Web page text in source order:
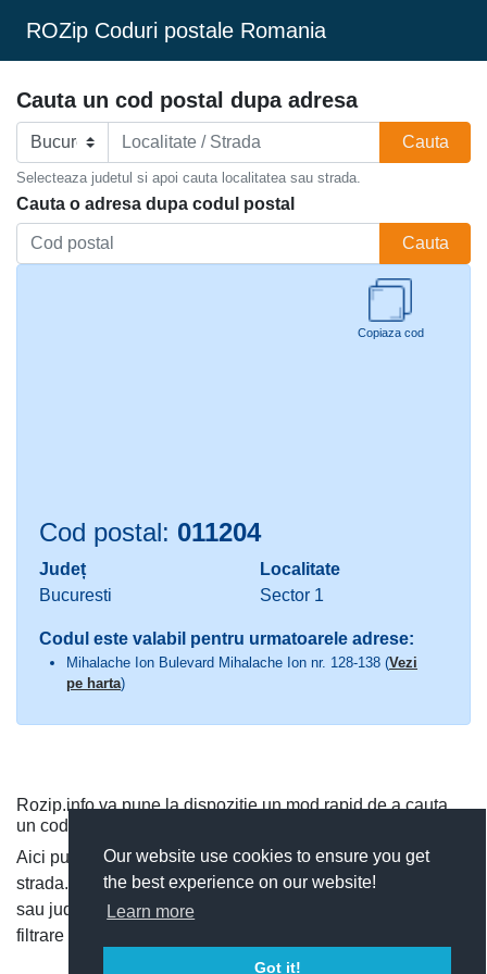
Our website use cookies to ensure you get
the best experience on our website!
Learn more
Got it!
ROZip Coduri postale Romania
Cauta un cod postal dupa adresa
Cauta
Selecteaza judetul si apoi cauta localitatea sau strada.
Cauta o adresa dupa codul postal
Cauta
Cod postal: 011204
Copiaza cod
Județ
Bucuresti
Localitate
Sector 1
Codul este valabil pentru urmatoarele adrese:
Mihalache Ion Bulevard Mihalache Ion nr. 128-138 (Vezi
pe harta)
Rozip.info va pune la dispozitie un mod rapid de a cauta
un cod postal.
Aici puteti cauta dupa judet si localitate, sau direct dupa
strada. Puteti vedea toate codurile postale dintr-o localitate
sau judet, si cauta rapid un cod postal, utilizand functia de
filtrare a codurilor postale.